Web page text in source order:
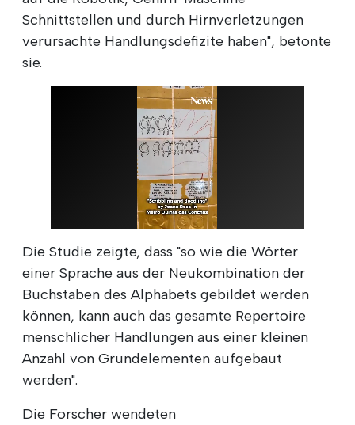
Schnittstellen und durch Hirnverletzungen
verursachte Handlungsdefizite haben", betonte
sie.
Die Studie zeigte, dass "so wie die Wörter
einer Sprache aus der Neukombination der
Buchstaben des Alphabets gebildet werden
können, kann auch das gesamte Repertoire
menschlicher Handlungen aus einer kleinen
Anzahl von Grundelementen aufgebaut
werden".
Die Forscher wendeten